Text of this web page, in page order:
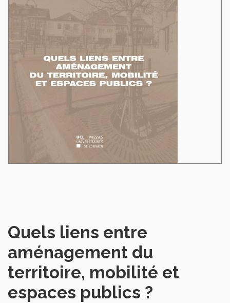
Quels liens entre
aménagement du
territoire, mobilité et
espaces publics ?